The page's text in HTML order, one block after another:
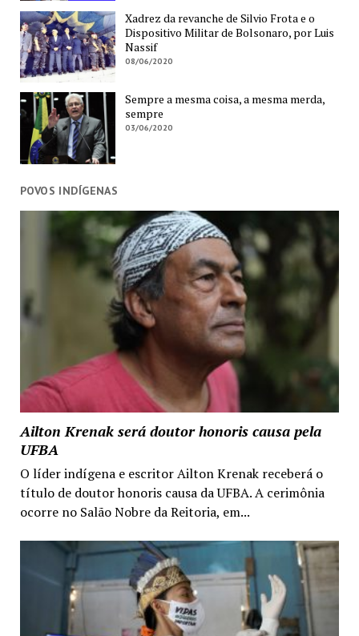
Xadrez da revanche de Silvio Frota e o
Dispositivo Militar de Bolsonaro, por Luis
Nassif
08/06/2020
Sempre a mesma coisa, a mesma merda,
sempre
03/06/2020
POVOS INDÍGENAS
Ailton Krenak será doutor honoris causa pela
UFBA
O líder indígena e escritor Ailton Krenak receberá o
título de doutor honoris causa da UFBA. A cerimônia
ocorre no Salão Nobre da Reitoria, em...